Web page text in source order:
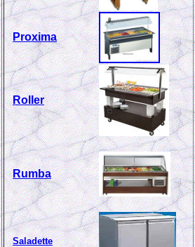
Proxima
Roller
Rumba
Saladette